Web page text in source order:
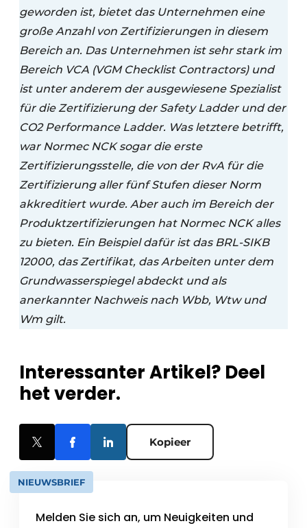
geworden ist, bietet das Unternehmen eine
große Anzahl von Zertifizierungen in diesem
Bereich an. Das Unternehmen ist sehr stark im
Bereich VCA (VGM Checklist Contractors) und
ist unter anderem der ausgewiesene Spezialist
für die Zertifizierung der Safety Ladder und der
CO2 Performance Ladder. Was letztere betrifft,
war Normec NCK sogar die erste
Zertifizierungsstelle, die von der RvA für die
Zertifizierung aller fünf Stufen dieser Norm
akkreditiert wurde. Aber auch im Bereich der
Produktzertifizierungen hat Normec NCK alles
zu bieten. Ein Beispiel dafür ist das BRL-SIKB
12000, das Zertifikat, das Arbeiten unter dem
Grundwasserspiegel abdeckt und als
anerkannter Nachweis nach Wbb, Wtw und
Wm gilt.
Interessanter Artikel? Deel
het verder.
Kopieer
NIEUWSBRIEF
Melden Sie sich an, um Neuigkeiten und